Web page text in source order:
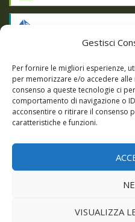
Gestisci
Per fornire le migliori esperienze,
per memorizzare e/o accedere
consenso a queste tecnologie ci
comportamento di navigazione o
acconsentire o ritirare il consenso
caratteristiche e funzioni.
VISUALIZZA
RSS
SSL SECURE
|
Giochi DBC